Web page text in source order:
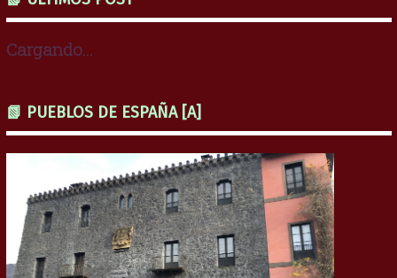
Cargando...
📗 PUEBLOS DE ESPAÑA [A]